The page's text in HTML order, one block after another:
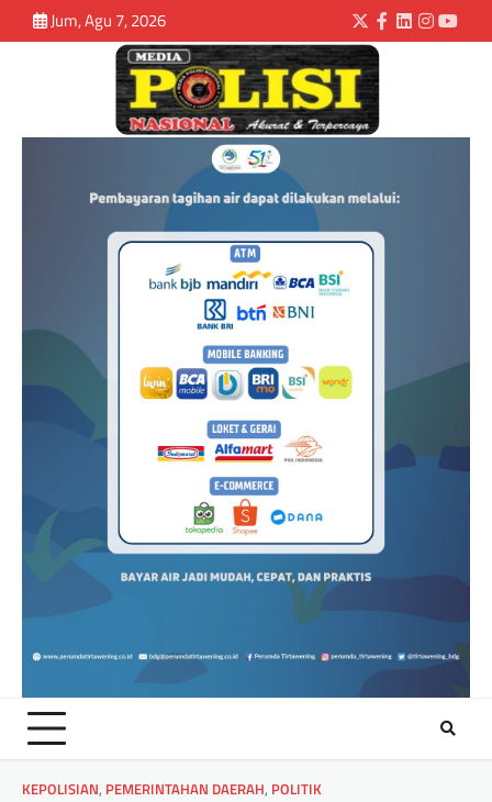
Jum, Agu 7, 2026
KEPOLISIAN, PEMERINTAHAN DAERAH, POLITIK